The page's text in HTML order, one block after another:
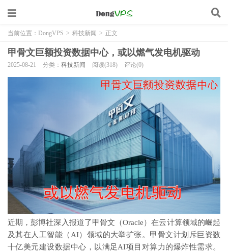
当前位置： DongVPS > 科技新闻 > 正文
甲骨文巨额投资数据中心，或以燃气发电机驱动
2025-08-21 分类： 科技新闻 阅读(318) 评论(0)
近期，彭博社深入报道了甲骨文（Oracle）在云计算领域的崛起
及其在人工智能（AI）领域的大举扩张。甲骨文计划斥巨资数
十亿美元建设数据中心，以满足AI项目对算力的爆炸性需求。